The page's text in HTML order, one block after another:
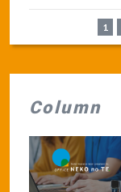
1
Column